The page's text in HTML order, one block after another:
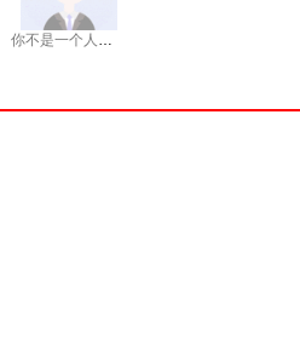
你不是一个人在战斗